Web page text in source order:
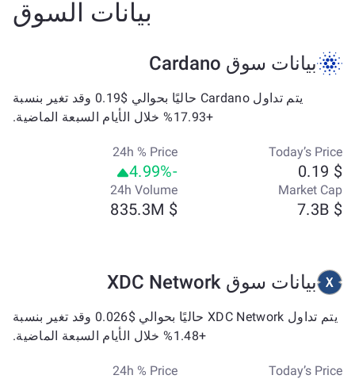
بيانات السوق
بيانات سوق Cardano
يتم تداول Cardano حاليًا بحوالي $0.19 وقد تغير بنسبة
+17.93% خلال الأيام السبعة الماضية.
Today’s Price
$ 0.19
24h % Price
-4.99%
Market Cap
$ 7.3B
24h Volume
$ 835.3M
بيانات سوق XDC Network
يتم تداول XDC Network حاليًا بحوالي $0.026 وقد تغير بنسبة
+1.48% خلال الأيام السبعة الماضية.
Today’s Price
24h % Price